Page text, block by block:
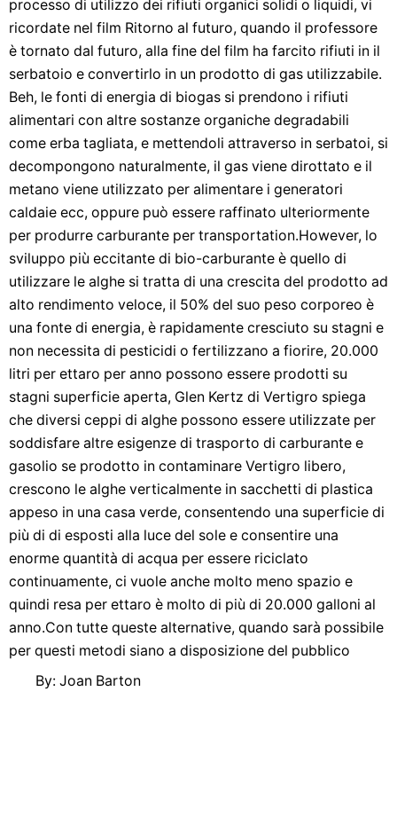
processo di utilizzo dei rifiuti organici solidi o liquidi, vi
ricordate nel film Ritorno al futuro, quando il professore
è tornato dal futuro, alla fine del film ha farcito rifiuti in il
serbatoio e convertirlo in un prodotto di gas utilizzabile.
Beh, le fonti di energia di biogas si prendono i rifiuti
alimentari con altre sostanze organiche degradabili
come erba tagliata, e mettendoli attraverso in serbatoi, si
decompongono naturalmente, il gas viene dirottato e il
metano viene utilizzato per alimentare i generatori
caldaie ecc, oppure può essere raffinato ulteriormente
per produrre carburante per transportation.However, lo
sviluppo più eccitante di bio-carburante è quello di
utilizzare le alghe si tratta di una crescita del prodotto ad
alto rendimento veloce, il 50% del suo peso corporeo è
una fonte di energia, è rapidamente cresciuto su stagni e
non necessita di pesticidi o fertilizzano a fiorire, 20.000
litri per ettaro per anno possono essere prodotti su
stagni superficie aperta, Glen Kertz di Vertigro spiega
che diversi ceppi di alghe possono essere utilizzate per
soddisfare altre esigenze di trasporto di carburante e
gasolio se prodotto in contaminare Vertigro libero,
crescono le alghe verticalmente in sacchetti di plastica
appeso in una casa verde, consentendo una superficie di
più di di esposti alla luce del sole e consentire una
enorme quantità di acqua per essere riciclato
continuamente, ci vuole anche molto meno spazio e
quindi resa per ettaro è molto di più di 20.000 galloni al
anno.Con tutte queste alternative, quando sarà possibile
per questi metodi siano a disposizione del pubblico
By: Joan Barton